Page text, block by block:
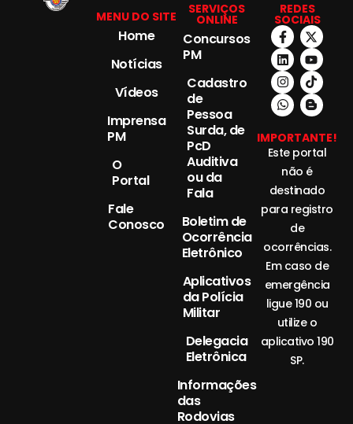
MENU DO SITE
Home
Notícias
Vídeos
Imprensa
PM
O
Portal
Fale
Conosco
SERVIÇOS
ONLINE
Concursos
PM
Cadastro
de
Pessoa
Surda, de
PcD
Auditiva
ou da
Fala
Boletim de
Ocorrência
Eletrônico
Aplicativos
da Polícia
Militar
Delegacia
Eletrônica
Informações
das
Rodovias
REDES
SOCIAIS
IMPORTANTE!
Este portal
não é
destinado
para registro
de
ocorrências.
Em caso de
emergência
ligue 190 ou
utilize o
aplicativo 190
SP.